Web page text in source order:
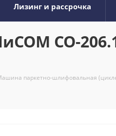
Лизинг и рассрочка
СО-
паркетно-шлифовальная